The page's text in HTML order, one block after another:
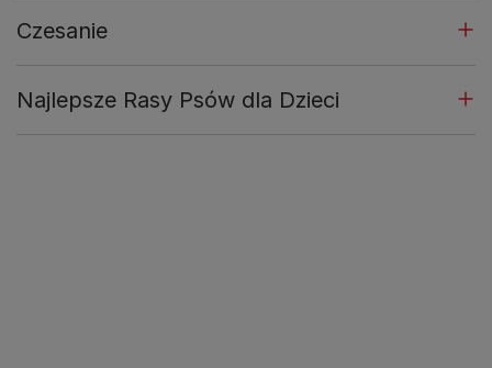
Czesanie
Najlepsze Rasy Psów dla Dzieci